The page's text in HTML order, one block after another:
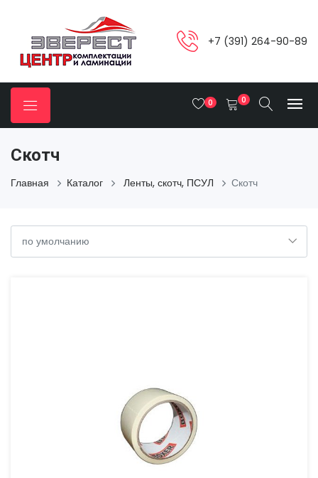
+7 (391) 264-90-89
0 0
Скотч
Главная Каталог Ленты, скотч, ПСУЛ Скотч